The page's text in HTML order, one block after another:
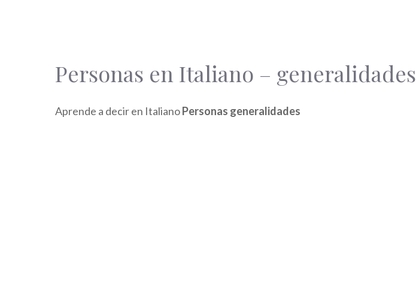
Personas en Italiano – generalidades
Aprende a decir en ItalianoPersonas generalidades